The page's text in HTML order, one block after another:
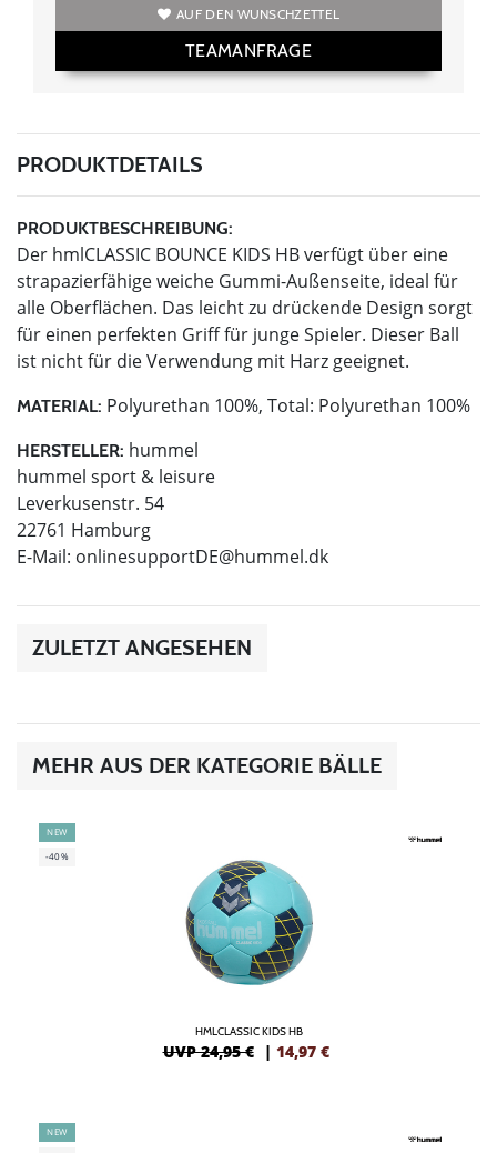
AUF DEN WUNSCHZETTEL
TEAMANFRAGE
PRODUKTDETAILS
PRODUKTBESCHREIBUNG:
Der hmlCLASSIC BOUNCE KIDS HB verfügt über eine
strapazierfähige weiche Gummi-Außenseite, ideal für
alle Oberflächen. Das leicht zu drückende Design sorgt
für einen perfekten Griff für junge Spieler. Dieser Ball
ist nicht für die Verwendung mit Harz geeignet.
MATERIAL: Polyurethan 100%, Total: Polyurethan 100%
HERSTELLER: hummel
hummel sport & leisure
Leverkusenstr. 54
22761 Hamburg
E-Mail: onlinesupportDE@hummel.dk
ZULETZT ANGESEHEN
MEHR AUS DER KATEGORIE BÄLLE
NEW
-40%
HMLCLASSIC KIDS HB
UVP 24,95 € | 14,97 €
NEW